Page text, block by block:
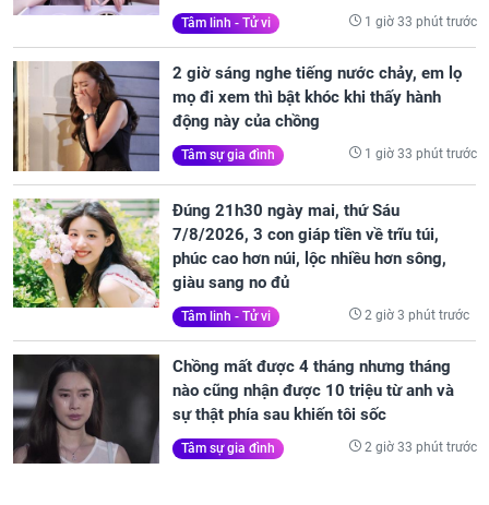
Tâm linh - Tử vi 1 giờ 33 phút trước
2 giờ sáng nghe tiếng nước chảy, em lọ
mọ đi xem thì bật khóc khi thấy hành
động này của chồng
Tâm sự gia đình 1 giờ 33 phút trước
Đúng 21h30 ngày mai, thứ Sáu
7/8/2026, 3 con giáp tiền về trĩu túi,
phúc cao hơn núi, lộc nhiều hơn sông,
giàu sang no đủ
Tâm linh - Tử vi 2 giờ 3 phút trước
Chồng mất được 4 tháng nhưng tháng
nào cũng nhận được 10 triệu từ anh và
sự thật phía sau khiến tôi sốc
Tâm sự gia đình 2 giờ 33 phút trước